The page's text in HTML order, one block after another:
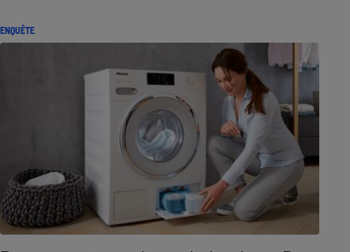
ENQUÊTE